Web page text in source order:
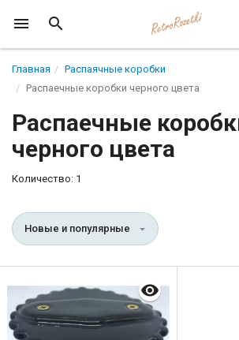
Главная
Распаячные коробки
Распаечные коробки черного цвета
Распаечные
черного цвета
Количество: 1
Новые и популярные